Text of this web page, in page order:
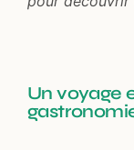
Un voyage